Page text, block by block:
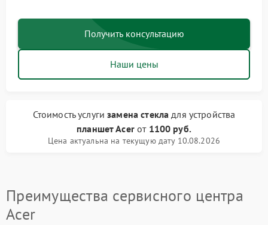
Получить консультацию
Наши цены
Стоимость услугизамена стекла для устройства
планшет Acerот 1100 руб.
Цена актуальна на текущую дату 10.08.2026
Преимущества сервисного центра
Acer